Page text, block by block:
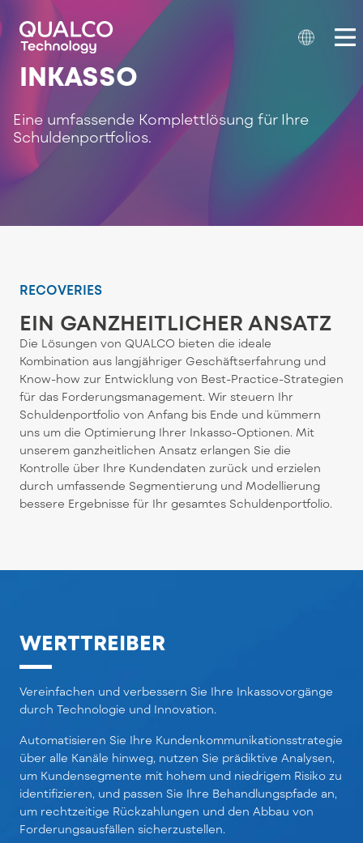
INKASSO
Eine umfassende Komplettlösung für Ihre
Schuldenportfolios.
RECOVERIES
EIN GANZHEITLICHER ANSATZ
Die Lösungen von QUALCO bieten die ideale
Kombination aus langjähriger Geschäftserfahrung und
Know-how zur Entwicklung von Best-Practice-Strategien
für das Forderungsmanagement. Wir steuern Ihr
Schuldenportfolio von Anfang bis Ende und kümmern
uns um die Optimierung Ihrer Inkasso-Optionen. Mit
unserem ganzheitlichen Ansatz erlangen Sie die
Kontrolle über Ihre Kundendaten zurück und erzielen
durch umfassende Segmentierung und Modellierung
bessere Ergebnisse für Ihr gesamtes Schuldenportfolio.
WERTTREIBER
Vereinfachen und verbessern Sie Ihre Inkassovorgänge
durch Technologie und Innovation.
Automatisieren Sie Ihre Kundenkommunikationsstrategie
über alle Kanäle hinweg, nutzen Sie prädiktive Analysen,
um Kundensegmente mit hohem und niedrigem Risiko zu
identifizieren, und passen Sie Ihre Behandlungspfade an,
um rechtzeitige Rückzahlungen und den Abbau von
Forderungsausfällen sicherzustellen.